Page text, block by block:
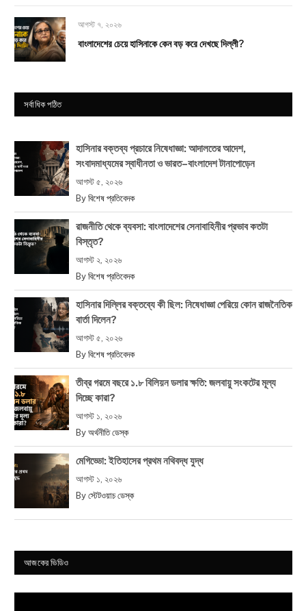
আগস্ট ৭, ২০২৬
বাংলাদেশের চেয়ে হাসিনাকে কেন বড় করে দেখছে দিল্লী?
সর্বাধিক পঠিত
হাসিনার বক্তব্য প্রচারে নিষেধাজ্ঞা: আদালতের আদেশ,
সংবাদমাধ্যমের স্বাধীনতা ও ভারত–বাংলাদেশ টানাপোড়েন
আগস্ট ৫, ২০২৬
By বিশেষ প্রতিবেদক
রাজনীতি থেকে ব্যবসা: বাংলাদেশের সেনাবাহিনীর প্রভাব কতটা
বিস্তৃত?
আগস্ট ২, ২০২৬
By বিশেষ প্রতিবেদক
হাসিনার দিল্লির বক্তব্যে কী ছিল: নিষেধাজ্ঞা পেরিয়ে কোন রাজনৈতিক
বার্তা দিলেন?
আগস্ট ৫, ২০২৬
By বিশেষ প্রতিবেদক
তীব্র গরমে বছরে ১.৮ বিলিয়ন ডলার ক্ষতি: জলবায়ু সংকটের মূল্য
দিচ্ছে কারা?
আগস্ট ১, ২০২৬
By অর্থনীতি ডেস্ক
মেগিড্ডো: ইতিহাসের প্রথম নথিবদ্ধ যুদ্ধ
আগস্ট ১, ২০২৬
By স্টেটওয়াচ ডেস্ক
আজকের ভিডিও